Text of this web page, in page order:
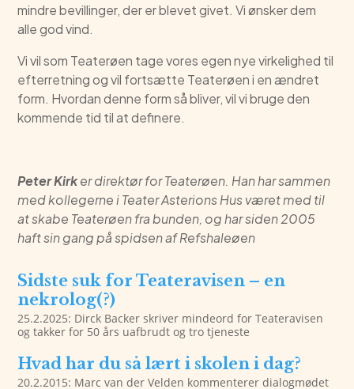
mindre bevillinger, der er blevet givet. Vi ønsker dem
alle god vind.
Vi vil som Teaterøen tage vores egen nye virkelighed til
efterretning og vil fortsætte Teaterøen i en ændret
form. Hvordan denne form så bliver, vil vi bruge den
kommende tid til at definere.
Peter Kirker direktør for Teaterøen. Han har sammen
med kollegerne i Teater Asterions Hus været med til
at skabe Teaterøen fra bunden, og har siden 2005
haft sin gang på spidsen af Refshaleøen
Sidste suk for Teateravisen – en
nekrolog(?)
25.2.2025: Dirck Backer skriver mindeord for Teateravisen
og takker for 50 års uafbrudt og tro tjeneste
Hvad har du så lært i skolen i dag?
20.2.2015: Marc van der Velden kommenterer dialogmødet